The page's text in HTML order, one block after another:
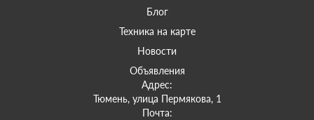
Блог
Техника на карте
Новости
Объявления
Адрес:
Тюмень, улица Пермякова, 1
Почта: